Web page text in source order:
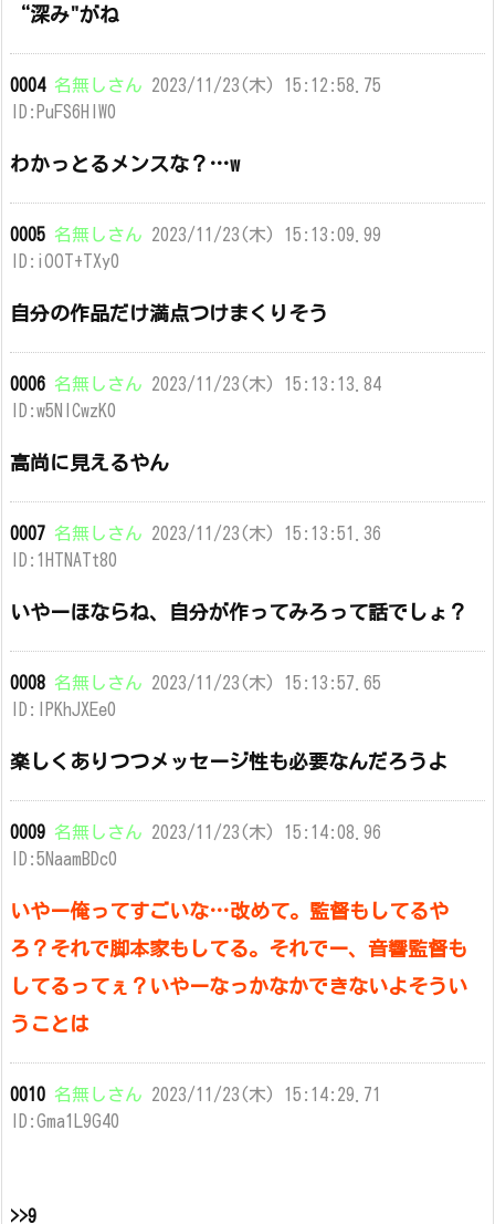
“深み"がね
0004 名無しさん 2023/11/23(木) 15:12:58.75
ID:PuFS6HlW0
わかっとるメンスな？…w
0005 名無しさん 2023/11/23(木) 15:13:09.99
ID:iOOT+TXy0
自分の作品だけ満点つけまくりそう
0006 名無しさん 2023/11/23(木) 15:13:13.84
ID:w5NICwzK0
高尚に見えるやん
0007 名無しさん 2023/11/23(木) 15:13:51.36
ID:1HTNATt80
いやーほならね、自分が作ってみろって話でしょ？
0008 名無しさん 2023/11/23(木) 15:13:57.65
ID:lPKhJXEe0
楽しくありつつメッセージ性も必要なんだろうよ
0009 名無しさん 2023/11/23(木) 15:14:08.96
ID:5NaamBDc0
いやー俺ってすごいな…改めて。監督もしてるや
ろ？それで脚本家もしてる。それでー、音響監督も
してるってぇ？いやーなっかなかできないよそうい
うことは
0010 名無しさん 2023/11/23(木) 15:14:29.71
ID:Gma1L9G40
>>9